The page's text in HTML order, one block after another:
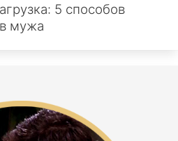
5 способов
мужа